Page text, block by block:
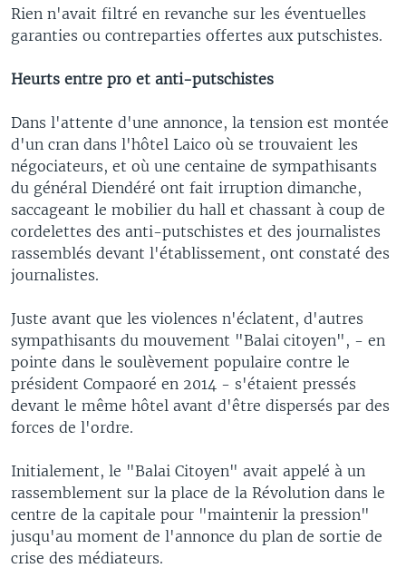
Rien n'avait filtré en revanche sur les éventuelles
garanties ou contreparties offertes aux putschistes.
Heurts entre pro et anti-putschistes
Dans l'attente d'une annonce, la tension est montée
d'un cran dans l'hôtel Laico où se trouvaient les
négociateurs, et où une centaine de sympathisants
du général Diendéré ont fait irruption dimanche,
saccageant le mobilier du hall et chassant à coup de
cordelettes des anti-putschistes et des journalistes
rassemblés devant l'établissement, ont constaté des
journalistes.
Juste avant que les violences n'éclatent, d'autres
sympathisants du mouvement "Balai citoyen", - en
pointe dans le soulèvement populaire contre le
président Compaoré en 2014 - s'étaient pressés
devant le même hôtel avant d'être dispersés par des
forces de l'ordre.
Initialement, le "Balai Citoyen" avait appelé à un
rassemblement sur la place de la Révolution dans le
centre de la capitale pour "maintenir la pression"
jusqu'au moment de l'annonce du plan de sortie de
crise des médiateurs.